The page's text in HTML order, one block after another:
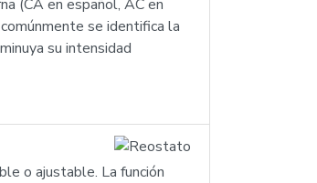
(CA en español, AC en
se identifica la
su intensidad
o ajustable. La función